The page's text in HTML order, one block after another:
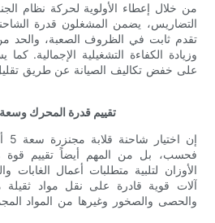
من خلال إعطاء الأولوية لحركة نظام
التضاريس، يضمن المشغلون قدرة
تقدم ثابت في الظروف الصعبة، والحد من
وزيادة الكفاءة التشغيلية الإجمالية.
على خفض تكاليف الصيانة عن طريق تقليل
تقييم قدرة المحرك وسعة
فحسب، بل من المهم أيضاً تقييم قوة
الأوزان لتلبية متطلبات أعمال الغابات
آلات قوية قادرة على نقل مواد ثقيلة
والحصى والصخور وغيرها من المواد